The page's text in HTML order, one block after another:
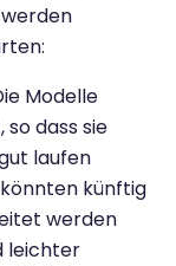
Modelle
dass sie
laufen
künftig
werden
leichter